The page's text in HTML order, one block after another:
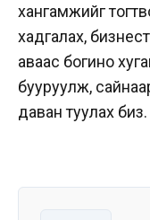
хангамжийг
хадгалах, бизнест
аваас богино
бууруулж,
даван туулах биз.